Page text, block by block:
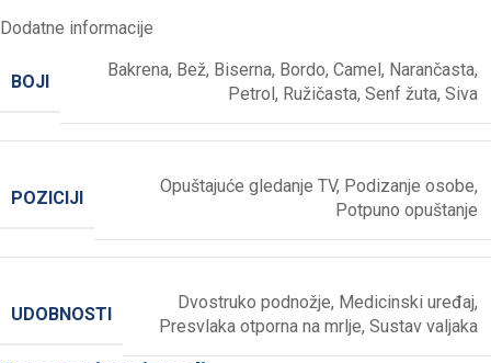
Dodatne informacije
BOJI
Bakrena, Bež, Biserna, Bordo, Camel, Narančasta,
Petrol, Ružičasta, Senf žuta, Siva
POZICIJI
Opuštajuće gledanje TV, Podizanje osobe,
Potpuno opuštanje
UDOBNOSTI
Dvostruko podnožje, Medicinski uređaj,
Presvlaka otporna na mrlje, Sustav valjaka